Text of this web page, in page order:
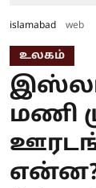
islamabad web
உலகம்
மணி